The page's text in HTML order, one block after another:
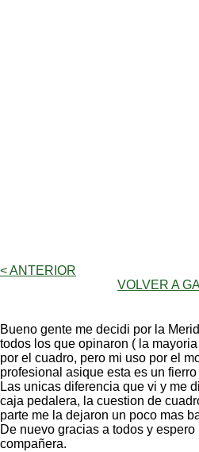
< ANTERIOR
VOLVER A
Bueno gente me decidi por la
todos los que opinaron ( la
por el cuadro, pero mi uso por el
profesional asique esta es un fierro
Las unicas diferencia que vi y me
caja pedalera, la cuestion de
parte me la dejaron un poco mas
De nuevo gracias a todos y
compañera.